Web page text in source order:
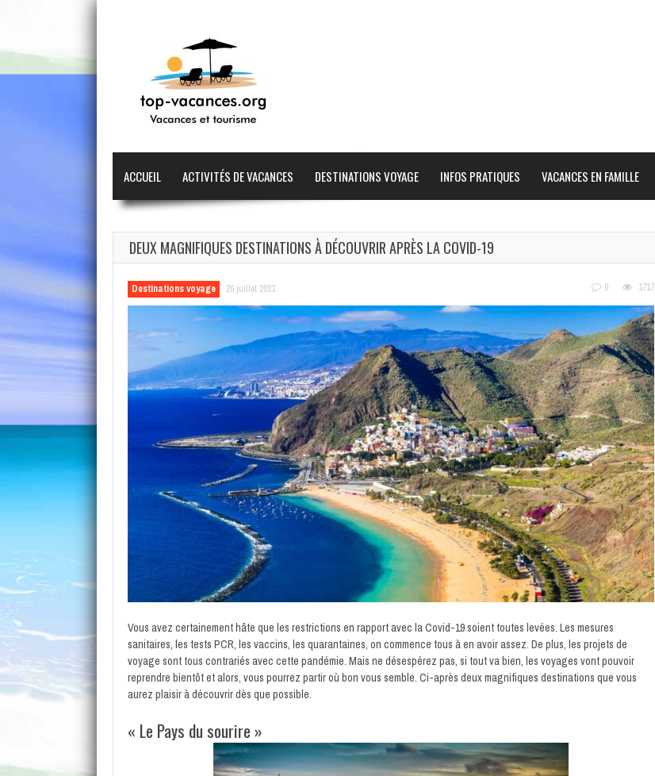
ACCUEIL ACTIVITÉS DE VACANCES DESTINATIONS VOYAGE INFOS PRATIQUES VACANCES EN FAMILLE
DEUX MAGNIFIQUES DESTINATIONS À DÉCOUVRIR APRÈS LA COVID-19
Destinations voyage 20 juillet 2023 0 1717
Vous avez certainement hâte que les restrictions en rapport avec la Covid-19 soient toutes levées. Les mesures
sanitaires, les tests PCR, les vaccins, les quarantaines, on commence tous à en avoir assez. De plus, les projets de
voyage sont tous contrariés avec cette pandémie. Mais ne désespérez pas, si tout va bien, les voyages vont pouvoir
reprendre bientôt et alors, vous pourrez partir où bon vous semble. Ci-après deux magnifiques destinations que vous
aurez plaisir à découvrir dès que possible.
« Le Pays du sourire »